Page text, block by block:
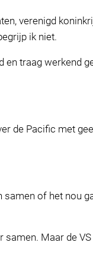
verenigd
ik niet.
en traag werkend
de Pacific met
samen of het nou
samen. Maar de